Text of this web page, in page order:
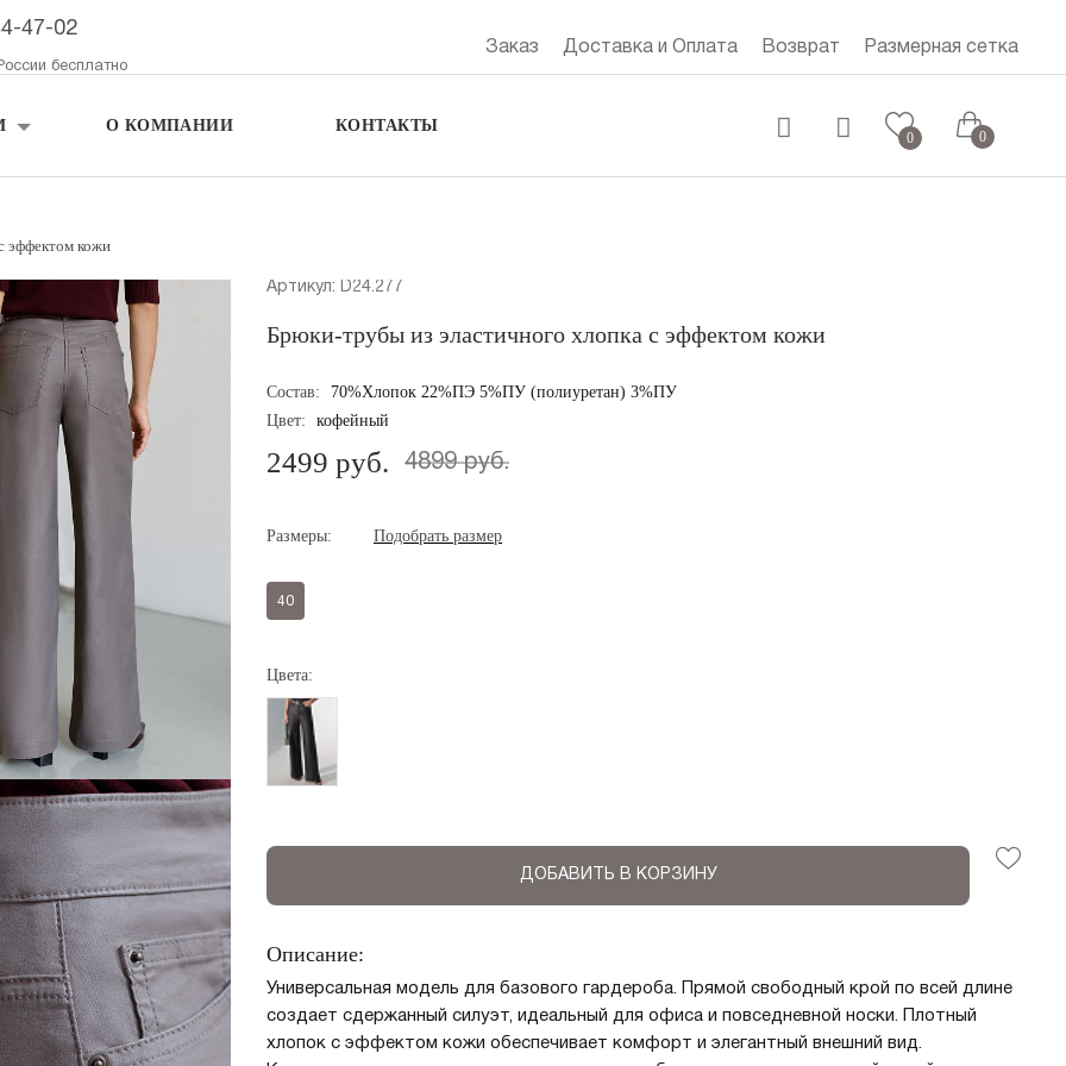
47-02
бесплатно
Заказ Доставка и Оплата Возврат Размерная сетка
О КОМПАНИИ КОНТАКТЫ
0 0
эффектом кожи
Артикул: D24.277
Брюки-трубы из эластичного хлопка с эффектом кожи
Состав:
70%Хлопок 22%ПЭ 5%ПУ (полиуретан) 3%ПУ
Цвет:
кофейный
2499 руб. 4899 руб.
Размеры: Подобрать размер
40
Цвета:
ДОБАВИТЬ В КОРЗИНУ
Описание:
Универсальная модель для базового гардероба. Прямой свободный крой по всей длине
создает сдержанный силуэт, идеальный для офиса и повседневной носки. Плотный
хлопок с эффектом кожи обеспечивает комфорт и элегантный внешний вид.